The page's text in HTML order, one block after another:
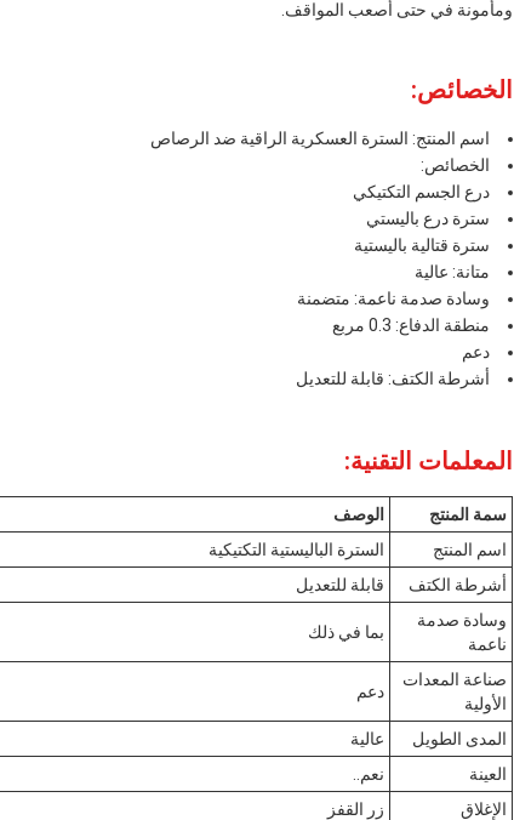
ومأمونة في حتى أصعب المواقف.
الخصائص:
اسم المنتج: السترة العسكرية الراقية ضد الرصاص
الخصائص:
درع الجسم التكتيكي
سترة درع باليستي
سترة قتالية باليستية
متانة: عالية
وسادة صدمة ناعمة: متضمنة
منطقة الدفاع: 0.3 مربع
دعم
أشرطة الكتف: قابلة للتعديل
المعلمات التقنية:
سمة المنتج
الوصف
اسم المنتج
السترة الباليستية التكتيكية
أشرطة الكتف
قابلة للتعديل
وسادة صدمة
ناعمة
بما في ذلك
صناعة المعدات
الأولية
دعم
المدى الطويل
عالية
العينة
نعم..
الإغلاق
زر القفز